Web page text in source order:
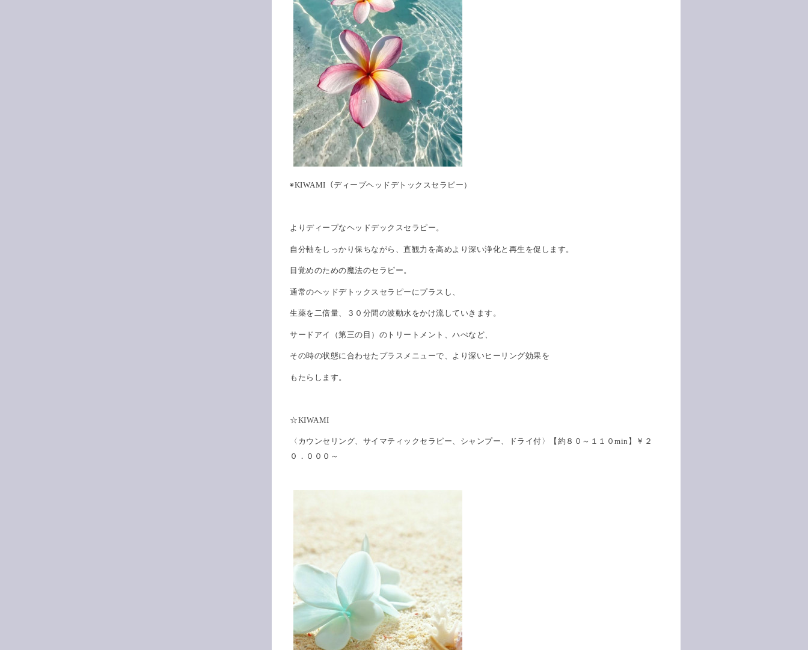
◉KIWAMI（ディープヘッドデトックスセラピー）
よりディープなヘッドデックスセラピー。
自分軸をしっかり保ちながら、直観力を高めより深い浄化と再生を促します。
目覚めのための魔法のセラピー。
通常のヘッドデトックスセラピーにプラスし、
生薬を二倍量、３０分間の波動水をかけ流していきます。
サードアイ（第三の目）のトリートメント、ハぺなど、
その時の状態に合わせたプラスメニューで、より深いヒーリング効果を
もたらします。
☆KIWAMI
〈カウンセリング、サイマティックセラピー、シャンプー、ドライ付〉【約８０～１１０min】￥２
０．０００～